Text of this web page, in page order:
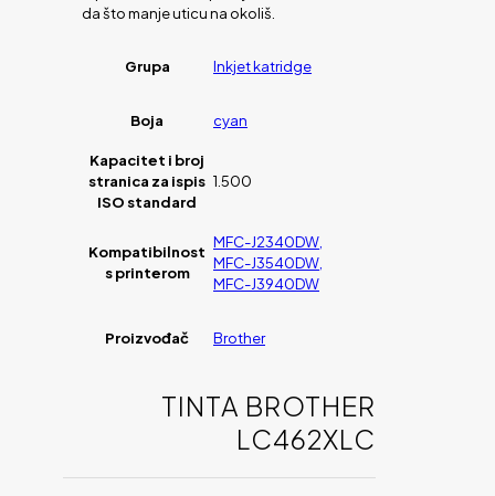
da što manje uticu na okoliš.
Grupa Inkjet katridge
Boja cyan
Kapacitet i broj
stranica za ispis
ISO standard
1.500
Kompatibilnost
s printerom
MFC-J2340DW,
MFC-J3540DW,
MFC-J3940DW
Proizvođač Brother
TINTA BROTHER
LC462XLC